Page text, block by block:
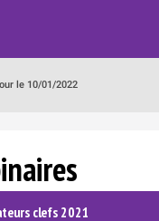
le 10/01/2022
clefs 2021